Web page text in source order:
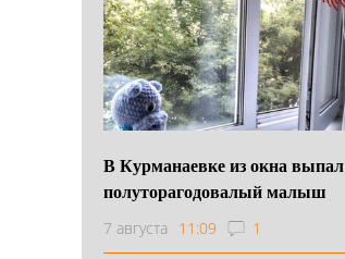
В Курманаевке из окна выпал
полуторагодовалый малыш
7 августа 11:09 1